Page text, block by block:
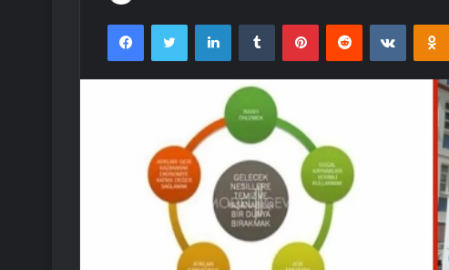
FacebookTwitter LinkedInTumblr PinterestReddit